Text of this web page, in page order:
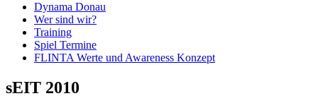
Dynama Donau
Wer sind wir?
Training
Spiel Termine
FLINTA Werte und Awareness Konzept
sEIT 2010